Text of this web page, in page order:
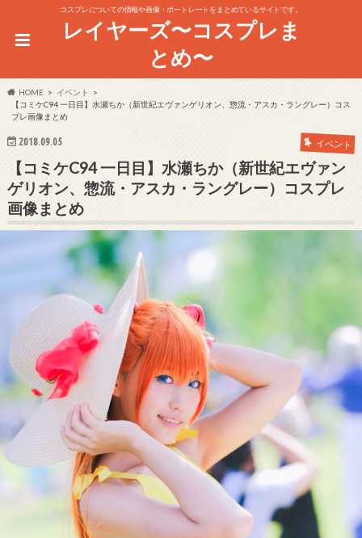
コスプレについての情報や画像・ポートレートをまとめているサイトです。
レイヤーズ〜コスプレま
とめ〜
HOME
イベント
【コミケC94 一日目】水瀬ちか（新世紀エヴァンゲリオン、惣流・アスカ・ラングレー）コス
プレ画像まとめ
2018.09.05 イベント
【コミケC94 一日目】水瀬ちか（新世紀エヴァン
ゲリオン、惣流・アスカ・ラングレー）コスプレ
画像まとめ